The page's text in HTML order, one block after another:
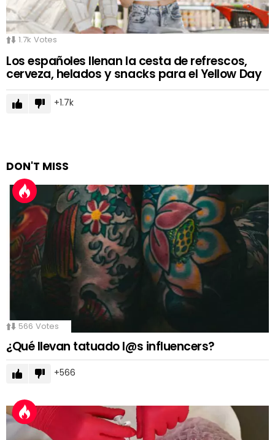
1.7k Votes
Los españoles llenan la cesta de refrescos,
cerveza, helados y snacks para el Yellow Day
1.7k
DON'T MISS
566 Votes
¿Qué llevan tatuado l@s influencers?
566